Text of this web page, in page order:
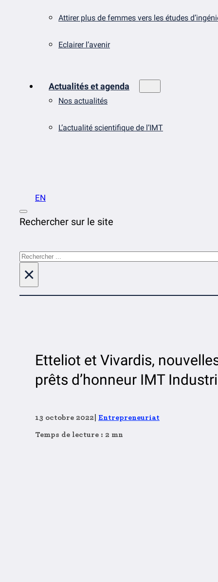
Attirer plus de femmes vers les études
Eclairer l’avenir
Actualités et agenda
Nos actualités
L’actualité scientifique de l’IMT
EN
Rechercher sur le site
Rechercher
×
Etteliot et Vivardis,
prêts d’honneur IMT
13 octobre 2022 Entrepreneuriat
Temps de lecture : 2 mn